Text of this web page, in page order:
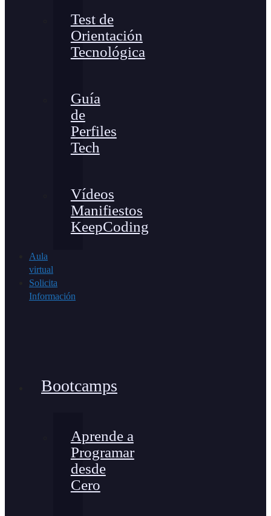
Test de
Orientación
Tecnológica
Guía
de
Perfiles
Tech
Vídeos
Manifiestos
KeepCoding
Aula
virtual
Solicita
Información
Bootcamps
Aprende a
Programar
desde
Cero